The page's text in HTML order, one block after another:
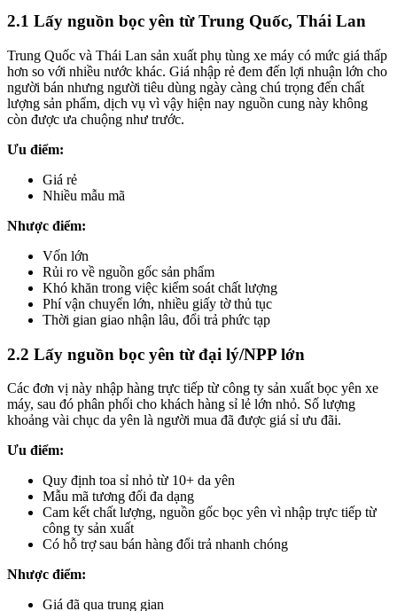
2.1 Lấy nguồn bọc yên từ Trung Quốc, Thái Lan
Trung Quốc và Thái Lan sản xuất phụ tùng xe máy có mức giá thấp
hơn so với nhiều nước khác. Giá nhập rẻ đem đến lợi nhuận lớn cho
người bán nhưng người tiêu dùng ngày càng chú trọng đến chất
lượng sản phẩm, dịch vụ vì vậy hiện nay nguồn cung này không
còn được ưa chuộng như trước.
Ưu điểm:
Giá rẻ
Nhiều mẫu mã
Nhược điểm:
Vốn lớn
Rủi ro về nguồn gốc sản phẩm
Khó khăn trong việc kiểm soát chất lượng
Phí vận chuyển lớn, nhiều giấy tờ thủ tục
Thời gian giao nhận lâu, đổi trả phức tạp
2.2 Lấy nguồn bọc yên từ đại lý/NPP lớn
Các đơn vị này nhập hàng trực tiếp từ công ty sản xuất bọc yên xe
máy, sau đó phân phối cho khách hàng sỉ lẻ lớn nhỏ. Số lượng
khoảng vài chục da yên là người mua đã được giá sỉ ưu đãi.
Ưu điểm:
Quy định toa sỉ nhỏ từ 10+ da yên
Mẫu mã tương đối đa dạng
Cam kết chất lượng, nguồn gốc bọc yên vì nhập trực tiếp từ
công ty sản xuất
Có hỗ trợ sau bán hàng đổi trả nhanh chóng
Nhược điểm:
Giá đã qua trung gian